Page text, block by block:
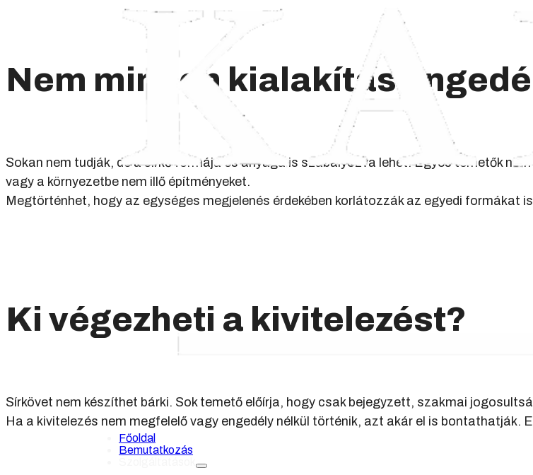
Főoldal
Bemutatkozás
Nem minden kialakítás
Sokan nem tudják, de a sírkő formája és anyaga is szabályozva lehet. Egyes temetők
vagy a környezetbe nem illő építményeket.
Megtörténhet, hogy az egységes megjelenés érdekében korlátozzák az egyedi formákat
Ki végezheti a kivitelezést?
Sírkövet nem készíthet bárki. Sok temető előírja, hogy csak bejegyzett, szakmai
Ha a kivitelezés nem megfelelő vagy engedély nélkül történik, azt akár el is